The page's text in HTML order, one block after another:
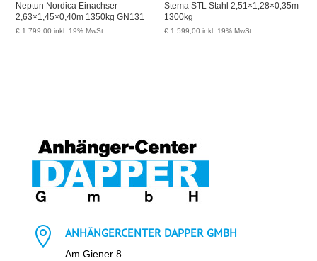
Neptun Nordica Einachser
2,63×1,45×0,40m 1350kg GN131
€ 1.799,00 inkl. 19% MwSt.
Stema STL Stahl 2,51×1,28×0,35m
1300kg
€ 1.599,00 inkl. 19% MwSt.
 ANHÄNGERCENTER DAPPER GMBH
Am Giener 8